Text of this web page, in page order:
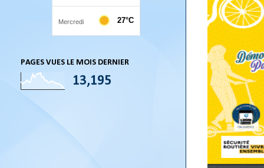
PAGES VUES LE MOIS DERNIER
13,195